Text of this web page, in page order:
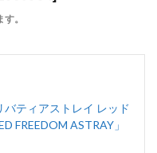
。
ティアストレイ レッド
FREEDOM ASTRAY」